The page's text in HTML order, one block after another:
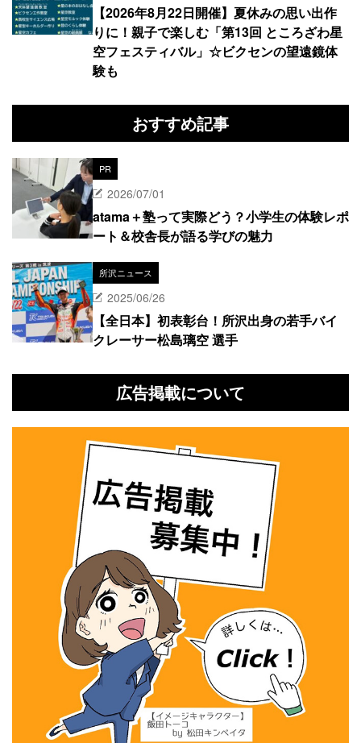
【2026年8月22日開催】夏休みの思い出作
りに！親子で楽しむ「第13回 ところざわ星
空フェスティバル」☆ビクセンの望遠鏡体
験も
おすすめ記事
PR
2026/07/01
atama＋塾って実際どう？小学生の体験レポ
ート＆校舎長が語る学びの魅力
所沢ニュース
2025/06/26
【全日本】初表彰台！所沢出身の若手バイ
クレーサー松島璃空 選手
広告掲載について